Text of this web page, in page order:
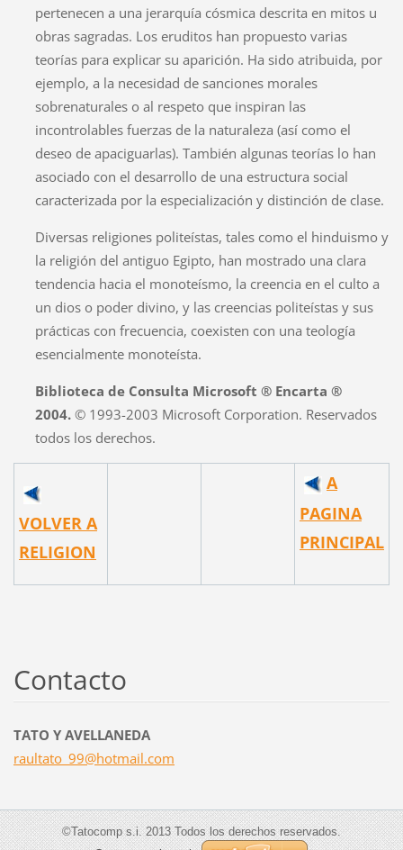
pertenecen a una jerarquía cósmica descrita en mitos u
obras sagradas. Los eruditos han propuesto varias
teorías para explicar su aparición. Ha sido atribuida, por
ejemplo, a la necesidad de sanciones morales
sobrenaturales o al respeto que inspiran las
incontrolables fuerzas de la naturaleza (así como el
deseo de apaciguarlas). También algunas teorías lo han
asociado con el desarrollo de una estructura social
caracterizada por la especialización y distinción de clase.
Diversas religiones politeístas, tales como el hinduismo y
la religión del antiguo Egipto, han mostrado una clara
tendencia hacia el monoteísmo, la creencia en el culto a
un dios o poder divino, y las creencias politeístas y sus
prácticas con frecuencia, coexisten con una teología
esencialmente monoteísta.
Biblioteca de Consulta Microsoft ® Encarta ®
2004.© 1993-2003 Microsoft Corporation. Reservados
todos los derechos.
VOLVER A
RELIGION
A
PAGINA
PRINCIPAL
Contacto
TATO Y AVELLANEDA
raultato_99@hotmail.com
©Tatocomp s.i. 2013 Todos los derechos reservados.